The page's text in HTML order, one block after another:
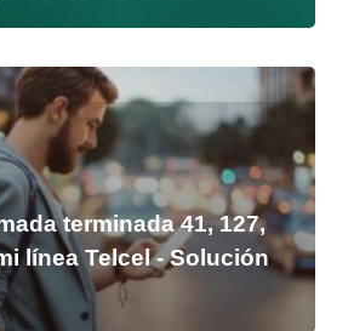
terminada 41, 127,
línea Telcel - Solución